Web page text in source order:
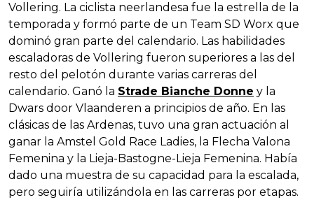
Vollering. La ciclista neerlandesa fue la estrella de la
temporada y formó parte de un Team SD Worx que
dominó gran parte del calendario. Las habilidades
escaladoras de Vollering fueron superiores a las del
resto del pelotón durante varias carreras del
calendario. Ganó la Strade Bianche Donne y la
Dwars door Vlaanderen a principios de año. En las
clásicas de las Ardenas, tuvo una gran actuación al
ganar la Amstel Gold Race Ladies, la Flecha Valona
Femenina y la Lieja-Bastogne-Lieja Femenina. Había
dado una muestra de su capacidad para la escalada,
pero seguiría utilizándola en las carreras por etapas.